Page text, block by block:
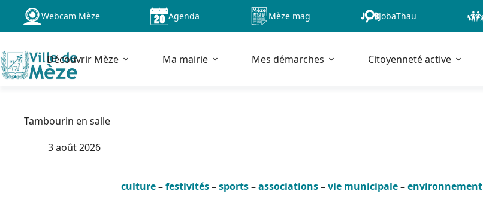
Passer
contenu
Webcam Mèze Agenda Mèze mag JobaThau
Découvrir Mèze Ma mairie Mes démarches Citoyenneté active
Tambourin en salle
3 août 2026
culture–festivités–sports–associations–vie municipale–environnement